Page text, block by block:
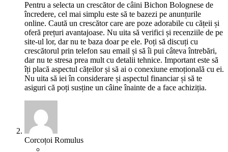
Pentru a selecta un crescător de câini Bichon Bolognese de
încredere, cel mai simplu este să te bazezi pe anunțurile
online. Caută un crescător care are poze adorabile cu cățeii și
oferă prețuri avantajoase. Nu uita să verifici și recenziile de pe
site-ul lor, dar nu te baza doar pe ele. Poți să discuți cu
crescătorul prin telefon sau email și să îi pui câteva întrebări,
dar nu te stresa prea mult cu detalii tehnice. Important este să
îți placă aspectul cățeilor și să ai o conexiune emoțională cu ei.
Nu uita să iei în considerare și aspectul financiar și să te
asiguri că poți susține un câine înainte de a face achiziția.
Corcoțoi Romulus